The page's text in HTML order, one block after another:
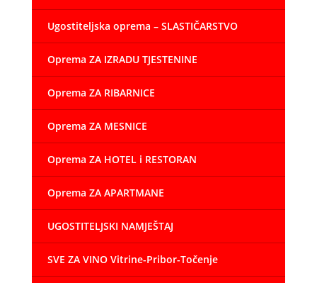
Ugostiteljska oprema – SLASTIČARSTVO
Oprema ZA IZRADU TJESTENINE
Oprema ZA RIBARNICE
Oprema ZA MESNICE
Oprema ZA HOTEL i RESTORAN
Oprema ZA APARTMANE
UGOSTITELJSKI NAMJEŠTAJ
SVE ZA VINO Vitrine-Pribor-Točenje